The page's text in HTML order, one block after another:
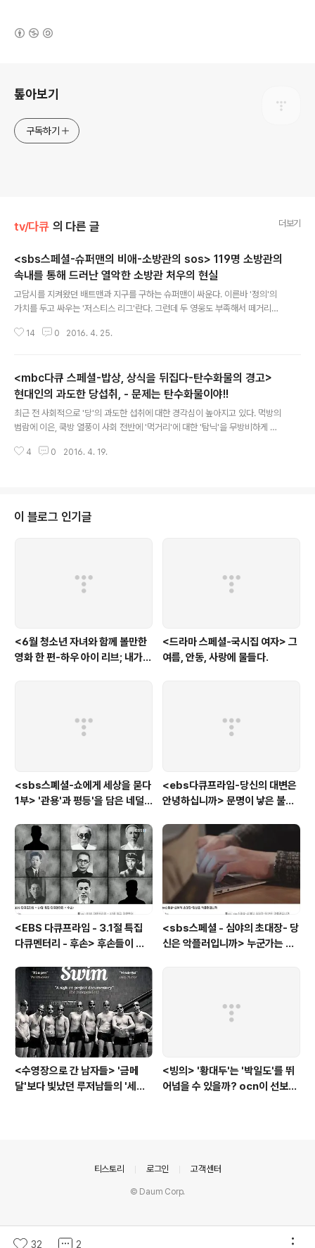
톺아보기
구독하기
tv/다큐 의 다른 글 더보기
<sbs스페셜-슈퍼맨의 비애-소방관의 sos> 119명 소방관의
속내를 통해 드러난 열악한 소방관 처우의 현실
고담시를 지켜왔던 배트맨과 지구를 구하는 슈퍼맨이 싸운다. 이른바 '정의'의
가치를 두고 싸우는 '저스티스 리그'란다. 그런데 두 영웅도 부족해서 떼거리로
마와 가치관의 혼돈으로 오히려 지구를 혼란에 빠뜨린다. 이렇게 영웅도 고민하
하지만, 우리를 비롯한 이 사회는 그들에게 영화 속 영웅들보다도 더한 짐을 지
운다. 차마 인간의 영역으론 감당하기 힘든. 소방의 날은 11월 9일이다. 소방의
날도 아닌데 4월 24일 방영된 은 소방관들의 이야기를 다루었다. 는 어쩌면 우
리 사회의 ..
14 0 2016. 4. 25.
<mbc다큐 스페셜-밥상, 상식을 뒤집다-탄수화물의 경고>
현대인의 과도한 당섭취, - 문제는 탄수화물이야!!
최근 전 사회적으로 '당'의 과도한 섭취에 대한 경각심이 높아지고 있다. 먹방의
범람에 이은, 쿡방 열풍이 사회 전반에 '먹거리'에 대한 '탐닉'을 무방비하게 만
'먹'는 열망으로 이어져 '탐식'이 현재 대한민국 사회의 한 현상으로 자리잡게 되
단계에 이르렀다. 그에 따라 심지어 된장 찌개에 까지 설탕을 넣어 먹는 최근의
당의 과도한 섭취에 대해 비판적 시각이 대두되었다. 과연 우리가 지금까지 ..
4 0 2016. 4. 19.
이 블로그 인기글
<6월 청소년 자녀와 함께 볼만한
영화 한 편-하우 아이 리브; 내가
<드라마 스페셜-국시집 여자> 그
여름, 안동, 사랑에 물들다.
<sbs스폐셜-쇼에게 세상을 묻다
1부> '관용'과 평등'을 담은 네덜
<ebs다큐프라임-당신의 대변은
안녕하십니까> 문명이 낳은 불치
<EBS 다큐프라임 - 3.1절 특집
다큐멘터리 - 후손> 후손들이 말
고 후손들이 짊어진 삶의 무게
<sbs스페셜 - 심야의 초대장- 당
신은 악플러입니까> 누군가는 강
<수영장으로 간 남자들> '금메
달'보다 빛났던 루저남들의 '세라
<빙의> '황대두'는 '박일도'를 뛰
어넘을 수 있을까? ocn이 선보인
32 2
티스토리 로그인 고객센터
© Daum Corp.